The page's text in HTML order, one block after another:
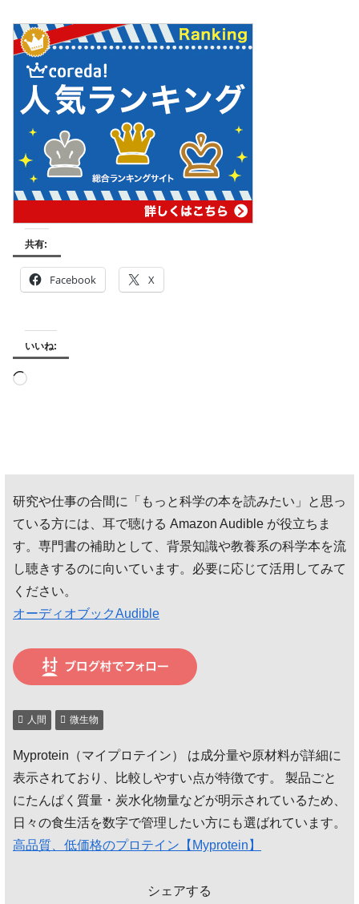
共有:
Facebook X
いいね:
読
研究や仕事の合間に「もっと科学の本を読みたい」と思っ
ている方には、耳で聴ける Amazon Audible が役立ちま
す。専門書の補助として、背景知識や教養系の科学本を流
し聴きするのに向いています。必要に応じて活用してみて
ください。
オーディオブックAudible
人間 微生物
Myprotein（マイプロテイン） は成分量や原材料が詳細に
表示されており、比較しやすい点が特徴です。 製品ごと
にたんぱく質量・炭水化物量などが明示されているため、
日々の食生活を数字で管理したい方にも選ばれています。
高品質、低価格のプロテイン【Myprotein】
シェアする